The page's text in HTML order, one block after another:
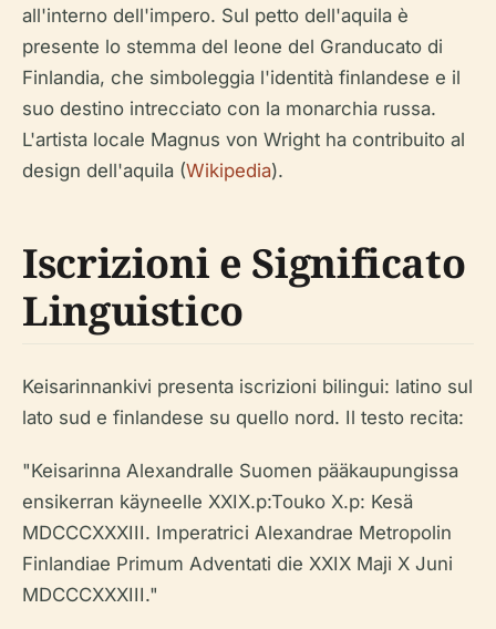
all'interno dell'impero. Sul petto dell'aquila è
presente lo stemma del leone del Granducato di
Finlandia, che simboleggia l'identità finlandese e il
suo destino intrecciato con la monarchia russa.
L'artista locale Magnus von Wright ha contribuito al
design dell'aquila (Wikipedia).
Iscrizioni e Significato
Linguistico
Keisarinnankivi presenta iscrizioni bilingui: latino sul
lato sud e finlandese su quello nord. Il testo recita:
"Keisarinna Alexandralle Suomen pääkaupungissa
ensikerran käyneelle XXIX.p:Touko X.p: Kesä
MDCCCXXXIII. Imperatrici Alexandrae Metropolin
Finlandiae Primum Adventati die XXIX Maji X Juni
MDCCCXXXIII."